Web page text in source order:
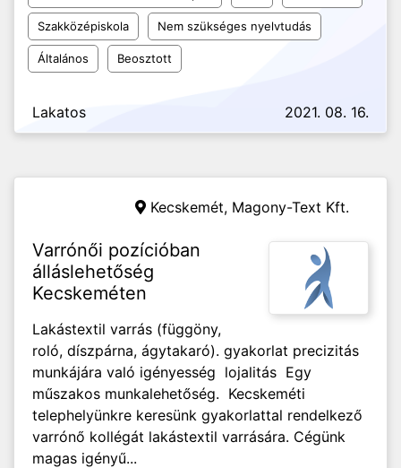
Szakközépiskola Nem szükséges nyelvtudás
Általános Beosztott
Lakatos 2021. 08. 16.
Kecskemét, Magony-Text Kft.
Varrónői pozícióban
álláslehetőség
Kecskeméten
Lakástextil varrás (függöny,
roló, díszpárna, ágytakaró). gyakorlat precizitás
munkájára való igényesség lojalitás Egy
műszakos munkalehetőség. Kecskeméti
telephelyünkre keresünk gyakorlattal rendelkező
varrónő kollégát lakástextil varrására. Cégünk
magas igényű...